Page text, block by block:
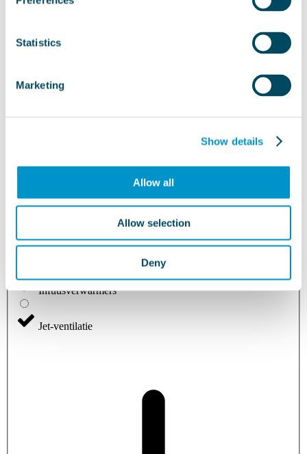
Statistics
Marketing
Show details
Allow all
Allow selection
Deny
Infuusverwarmers
Jet-ventilatie